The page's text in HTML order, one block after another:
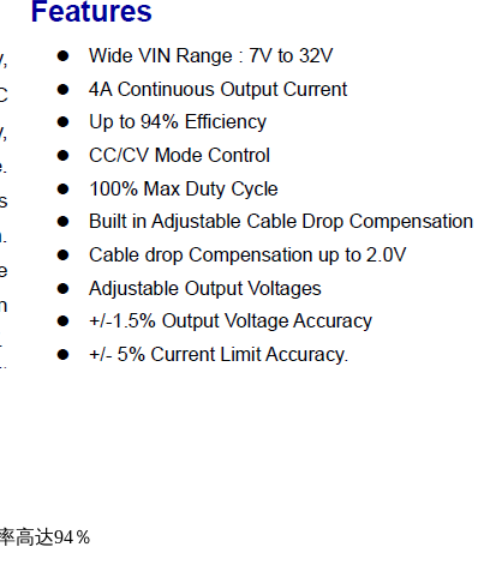
高达94％